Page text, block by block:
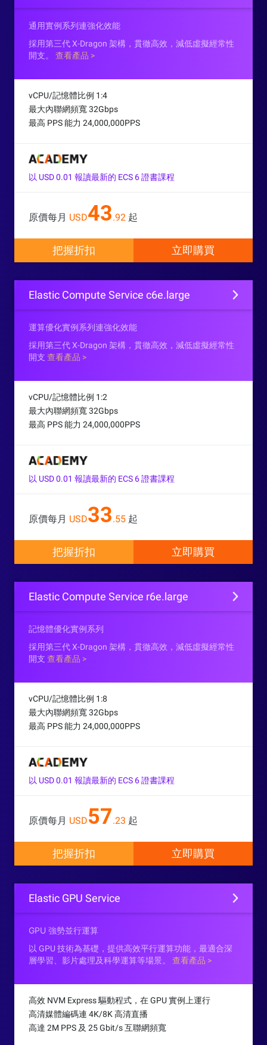
通用實例系列連強化效能
採用第三代 X-Dragon 架構，貫徹高效，減低虛擬經常性
開支。 查看產品 >
vCPU/記憶體比例 1:4
最大內聯網頻寬 32Gbps
最高 PPS 能力 24,000,000PPS
以 USD 0.01 報讀最新的 ECS 6 證書課程
原價每月 USD43.92 起
把握折扣 立即購買
Elastic Compute Service c6e.large
運算優化實例系列連強化效能
採用第三代 X-Dragon 架構，貫徹高效，減低虛擬經常性
開支 查看產品 >
vCPU/記憶體比例 1:2
最大內聯網頻寬 32Gbps
最高 PPS 能力 24,000,000PPS
以 USD 0.01 報讀最新的 ECS 6 證書課程
原價每月 USD33.55 起
把握折扣 立即購買
Elastic Compute Service r6e.large
記憶體優化實例系列
採用第三代 X-Dragon 架構，貫徹高效，減低虛擬經常性
開支 查看產品 >
vCPU/記憶體比例 1:8
最大內聯網頻寬 32Gbps
最高 PPS 能力 24,000,000PPS
以 USD 0.01 報讀最新的 ECS 6 證書課程
原價每月 USD57.23 起
把握折扣 立即購買
Elastic GPU Service
GPU 強勢並行運算
以 GPU 技術為基礎，提供高效平行運算功能，最適合深
層學習、影片處理及科學運算等場景。 查看產品 >
高效 NVM Express 驅動程式，在 GPU 實例上運行
高清媒體編碼連 4K/8K 高清直播
高達 2M PPS 及 25 Gbit/s 互聯網頻寬